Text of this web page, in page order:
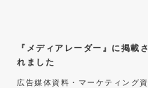
『メディアレーダー』に掲載さ
れました
広告媒体資料・マーケティング資